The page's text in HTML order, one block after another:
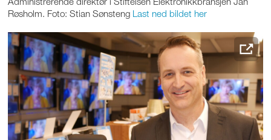
Administrerende direktør i Stiftelsen Elektronikkbransjen Jan
Røsholm. Foto: Stian Sønsteng Last ned bildet her